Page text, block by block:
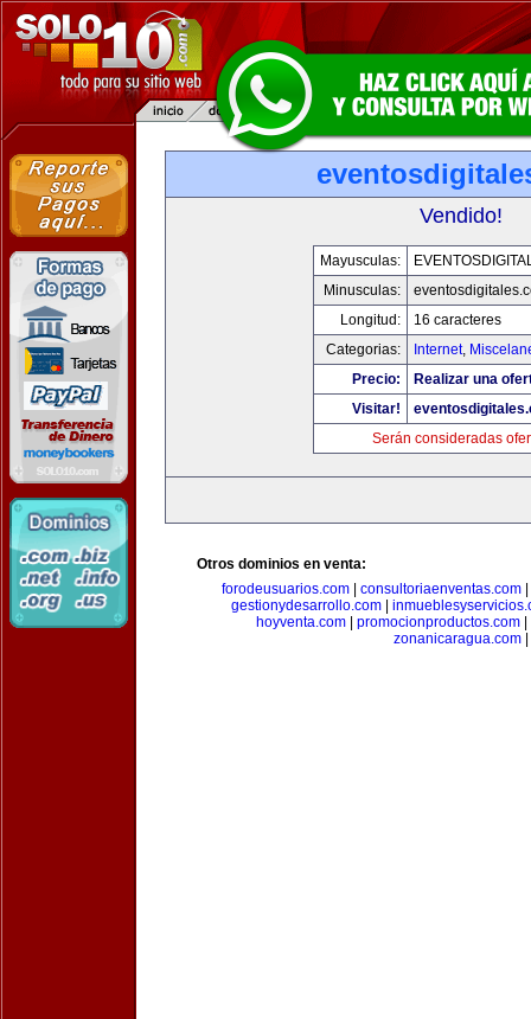
Vendido!
Mayusculas:
Minusculas:
Longitud:
16 caracteres
Categorias:
Internet,
Precio:
Realizar una
Visitar!
Serán consideradas
Otros dominios en venta:
forodeusuarios.com
consultoriaenventas.com
gestionydesarrollo.com
hoyventa.com| promocionproductos.com|
zonanicaragua.com